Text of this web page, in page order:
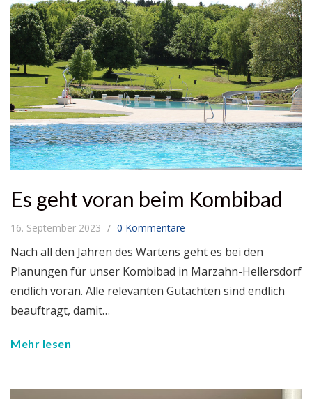
Es geht voran beim Kombibad
16. September 2023 0 Kommentare
Nach all den Jahren des Wartens geht es bei den
Planungen für unser Kombibad in Marzahn-Hellersdorf
endlich voran. Alle relevanten Gutachten sind endlich
beauftragt, damit…
Mehr lesen